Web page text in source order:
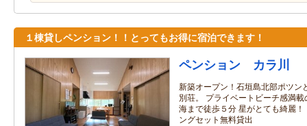
１棟貸しペンション！！とってもお得に宿泊できます！
ペンション カラ川
新築オープン！石垣島北部ポツン
別荘。 プライベートビーチ感満
海まで徒歩５分 星がとても綺麗
ングセット無料貸出